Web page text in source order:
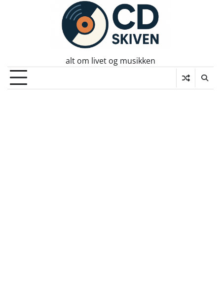
alt om livet og musikken